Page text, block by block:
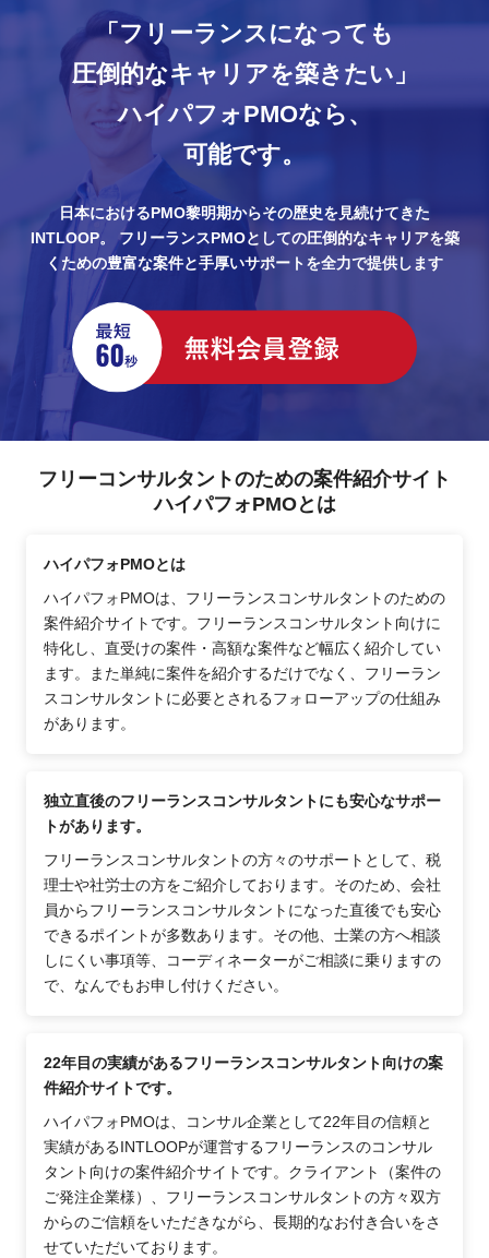
「フリーランスになっても
圧倒的なキャリアを築きたい」
ハイパフォPMOなら、
可能です。
日本におけるPMO黎明期からその歴史を見続けてきた
INTLOOP。
フリーランスPMOとしての圧倒的なキャリアを築
くための豊富な案件と手厚いサポートを全力で提供します
フリーコンサルタントのための案件紹介サイト
ハイパフォPMOとは
ハイパフォPMOとは
ハイパフォPMOは、フリーランスコンサルタントのための
案件紹介サイトです。フリーランスコンサルタント向けに
特化し、直受けの案件・高額な案件など幅広く紹介してい
ます。また単純に案件を紹介するだけでなく、フリーラン
スコンサルタントに必要とされるフォローアップの仕組み
があります。
独立直後のフリーランスコンサルタントにも安心なサポー
トがあります。
フリーランスコンサルタントの方々のサポートとして、税
理士や社労士の方をご紹介しております。そのため、会社
員からフリーランスコンサルタントになった直後でも安心
できるポイントが多数あります。その他、士業の方へ相談
しにくい事項等、コーディネーターがご相談に乗りますの
で、なんでもお申し付けください。
22年目の実績があるフリーランスコンサルタント向けの案
件紹介サイトです。
ハイパフォPMOは、コンサル企業として22年目の信頼と
実績があるINTLOOPが運営するフリーランスのコンサル
タント向けの案件紹介サイトです。クライアント（案件の
ご発注企業様）、フリーランスコンサルタントの方々双方
からのご信頼をいただきながら、長期的なお付き合いをさ
せていただいております。